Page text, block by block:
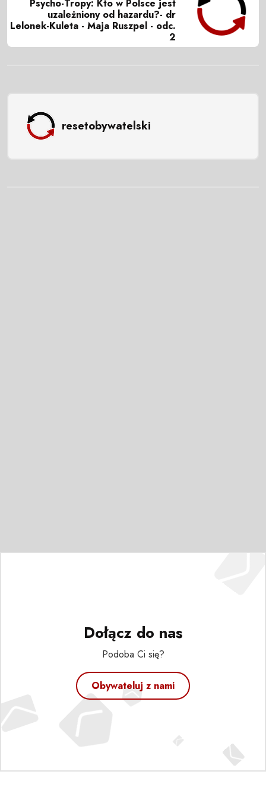
Psycho-Tropy: Kto w Polsce jest
uzależniony od hazardu?- dr
Lelonek-Kuleta - Maja Ruszpel - odc.
2
resetobywatelski
Dołącz do nas
Podoba Ci się?
Obywateluj z nami